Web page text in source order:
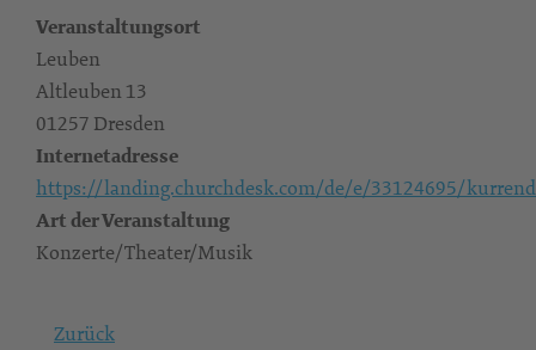
Veranstaltungsort
Leuben
Altleuben 13
01257 Dresden
Internetadresse
https://landing.churchdesk.com/de/e/33124695/
Art der Veranstaltung
Konzerte/Theater/Musik
Zurück